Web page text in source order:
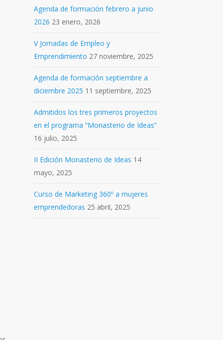
Agenda de formación febrero a junio
2026 23 enero, 2026
V Jornadas de Empleo y
Emprendimiento 27 noviembre, 2025
Agenda de formación septiembre a
diciembre 2025 11 septiembre, 2025
Admitidos los tres primeros proyectos
en el programa “Monasterio de Ideas”
16 julio, 2025
II Edición Monasterio de Ideas 14
mayo, 2025
Curso de Marketing 360º a mujeres
emprendedoras 25 abril, 2025